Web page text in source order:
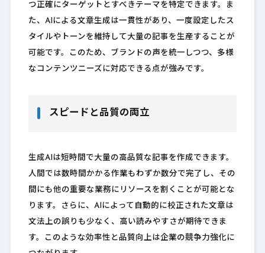
つ正確にターゲットとすべきテーマを特定できます。ま
た、AIによる文章生成は一貫性があり、一度設定したス
タイルやトーンを維持して大量の記事を生産することが
可能です。このため、ブランドの声を統一しつつ、多様
なコンテンツニーズに対応できる点が強みです。
スピードと品質の両立
生成AIは短時間で大量の高品質な記事を作成できます。
人間では数時間かかる作業もわずか数分で完了し、その
間にも他の重要な業務にリソースを割くことが可能とな
ります。さらに、AIによって自動的に校正された文章は
文法上の誤りも少なく、高い読みやすさが期待できま
す。このような効率性と品質向上は企業の競争力強化に